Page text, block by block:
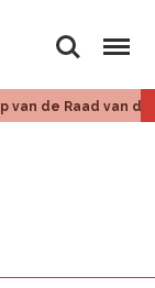
Zoeken Menu
van de Raad van